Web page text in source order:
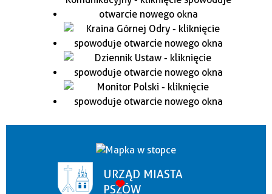
URZĄD MIASTA
PSZÓW